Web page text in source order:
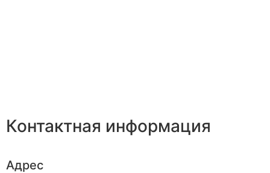
Контактная информация
Адрес